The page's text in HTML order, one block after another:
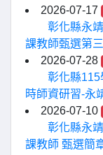
2026-07-17
彰化縣永
課教師甄選第
2026-07-28
彰化縣
時師資研習-永
2026-07-10
彰化縣永
課教師 甄選簡